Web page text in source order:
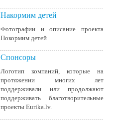
Накормим детей
Фотографии и описание проекта
Покормим детей
Спонсоры
Логотип компаний, которые на
протяжении многих лет
поддерживали или продолжают
поддерживать благотворительные
проекты Eurika.lv.